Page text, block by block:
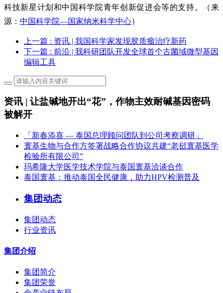
科技新星计划和中国科学院青年创新促进会等的支持。（来
源： 中国科学院—国家纳米科学中心）
上一篇 : 资讯 | 我国科学家发现胶质瘤治疗新药
下一篇 : 前沿 | 我科研团队开发全球首个古菌域微型基因
编辑工具
资讯 | 让盐碱地开出“花”，作物主效耐碱基因密码
被解开
「新春添喜 — 泰国总理顾问团队到公司考察调研」
寰基生物与合作方签署战略合作协议共建“老挝寰基医学
检验所有限公司”
玛希隆大学医学技术学院与泰国寰基洽谈合作
泰国寰基：推动泰国全民健康，助力HPV检测普及
集团动态
集团动态
行业资讯
集团介绍
集团简介
集团荣誉